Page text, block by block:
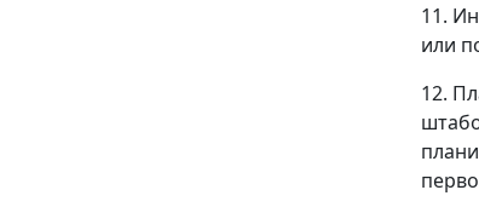
11.
или
12.